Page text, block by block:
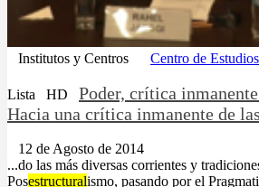
Institutos y Centros Centro de
Lista HD
Poder, crítica
Hacia una crítica inmanente de
12 de Agosto de 2014
...do las más diversas corrientes y
Posestructuralismo, pasando por el